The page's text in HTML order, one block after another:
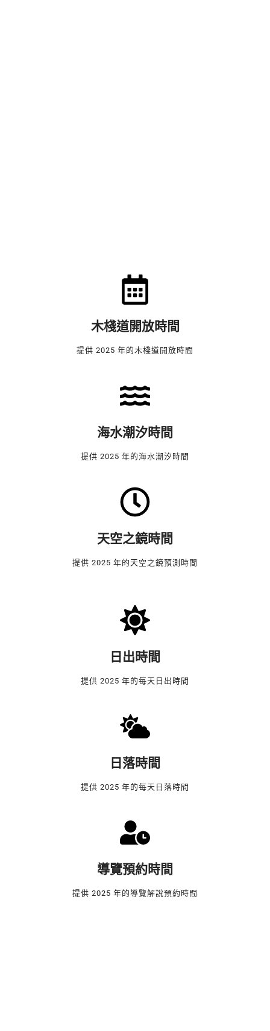
木棧道開放時間
提供 2025 年的木棧道開放時間
海水潮汐時間
提供 2025 年的海水潮汐時間
天空之鏡時間
提供 2025 年的天空之鏡預測時間
日出時間
提供 2025 年的每天日出時間
日落時間
提供 2025 年的每天日落時間
導覽預約時間
提供 2025 年的導覽解說預約時間